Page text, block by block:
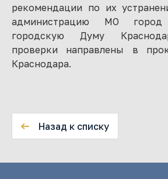
рекомендации по их
администрацию МО
городскую Думу
проверки направлены в
Краснодара.
Назад к списку